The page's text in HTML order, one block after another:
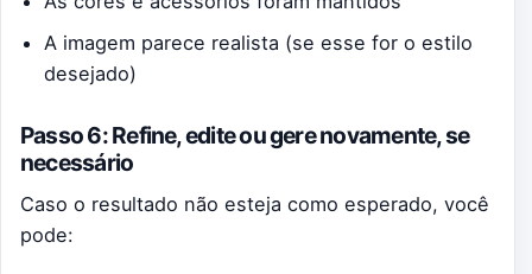
A imagem parece realista (se esse for o estilo
desejado)
Passo 6: Refine, edite ou gere novamente, se
necessário
Caso o resultado não esteja como esperado, você
pode: